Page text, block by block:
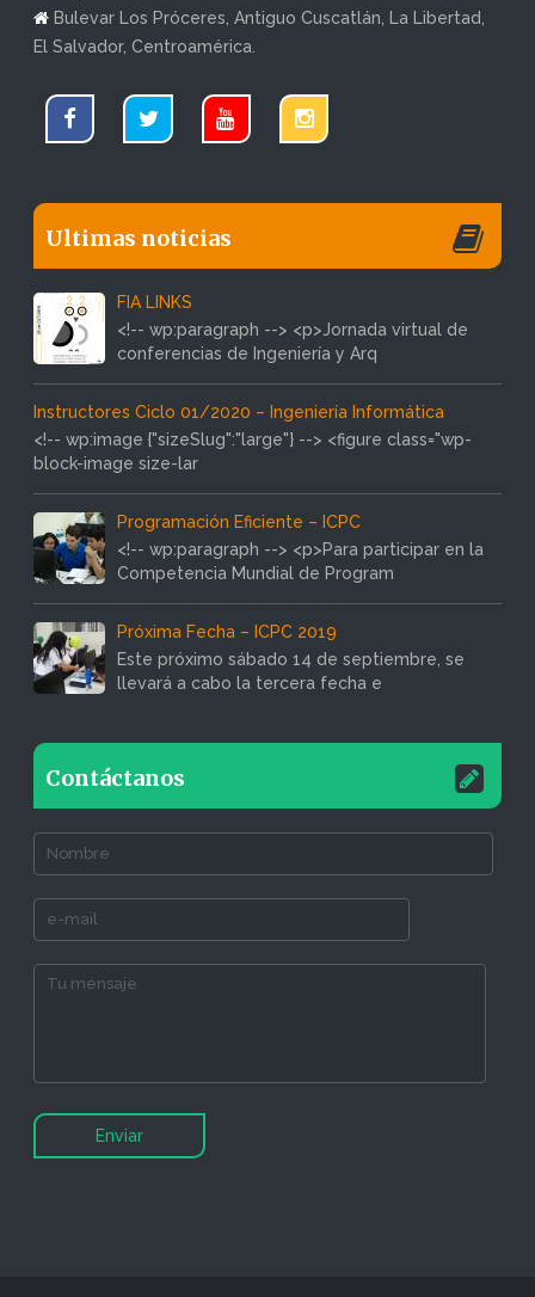
Bulevar Los Próceres, Antiguo Cuscatlán, La Libertad,
El Salvador, Centroamérica.
Ultimas noticias
FIA LINKS
<!-- wp:paragraph --> <p>Jornada virtual de
conferencias de Ingeniería y Arq
Instructores Ciclo 01/2020 – Ingeniería Informática
<!-- wp:image {"sizeSlug":"large"} --> <figure class="wp-
block-image size-lar
Programación Eficiente – ICPC
<!-- wp:paragraph --> <p>Para participar en la
Competencia Mundial de Program
Próxima Fecha – ICPC 2019
Este próximo sábado 14 de septiembre, se
llevará a cabo la tercera fecha e
Contáctanos